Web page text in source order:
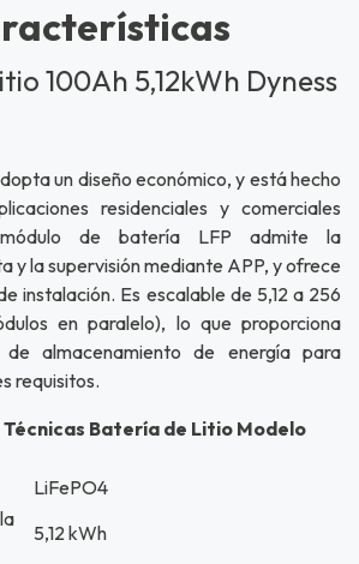
100Ah 5,12kWh Dyness
un diseño económico, y está hecho
residenciales y comerciales
de batería LFP admite la
y la supervisión mediante APP, y ofrece
instalación. Es escalable de 5,12 a 256
en paralelo), lo que proporciona
de almacenamiento de energía para
requisitos.
Batería de Litio Modelo
LiFePO4
5,12 kWh